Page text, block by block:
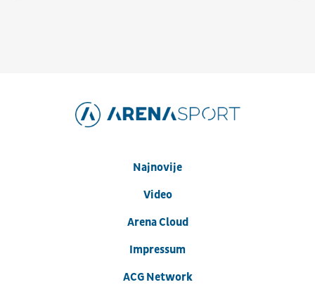
Najnovije
Video
Arena Cloud
Impressum
ACG Network